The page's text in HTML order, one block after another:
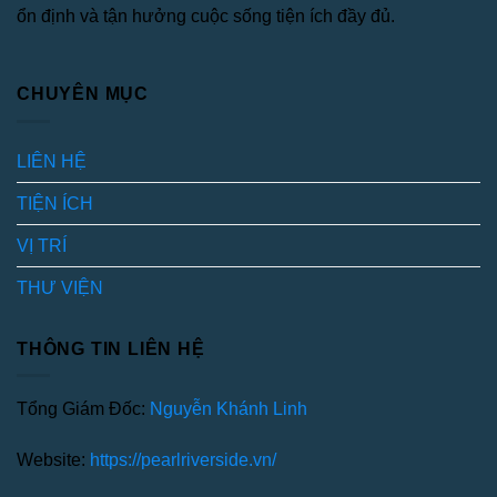
ổn định và tận hưởng cuộc sống tiện ích đầy đủ.
CHUYÊN MỤC
LIÊN HỆ
TIỆN ÍCH
VỊ TRÍ
THƯ VIỆN
THÔNG TIN LIÊN HỆ
Tổng Giám Đốc: Nguyễn Khánh Linh
Website: https://pearlriverside.vn/